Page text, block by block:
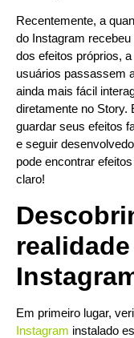
Recentemente, a
do Instagram
dos efeitos próprios,
usuários passassem
ainda mais fácil
diretamente no Story.
guardar seus efeitos
e seguir
pode encontrar
claro!
Em primeiro lugar,
Instagram instalado